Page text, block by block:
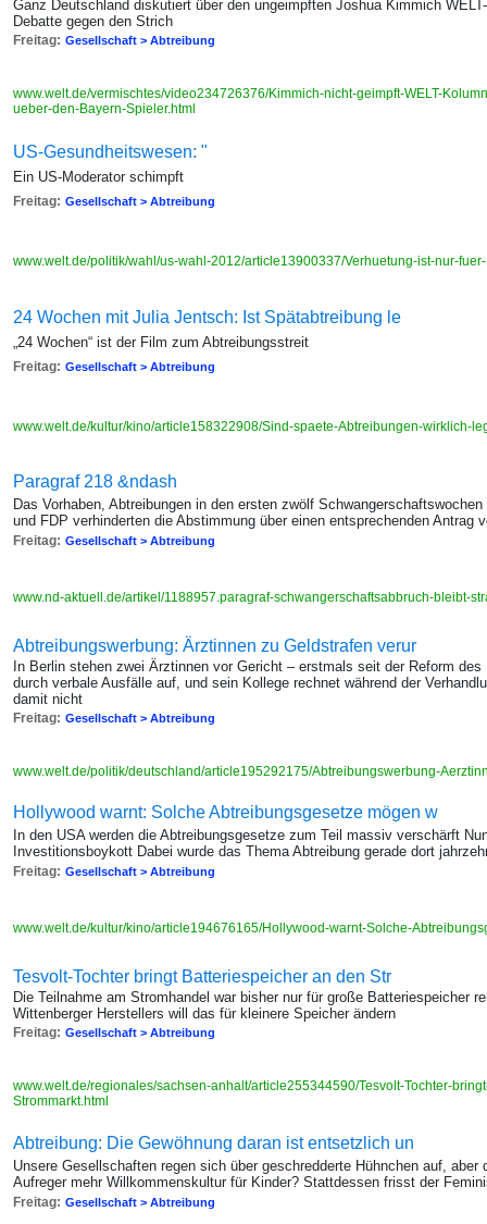
Ganz Deutschland diskutiert über den ungeimpften Joshua Kimmich
Debatte gegen den Strich
Freitag: Gesellschaft > Abtreibung
www.welt.de/vermischtes/video234726376/Kimmich-nicht-geimpft-WELT-
ueber-den-Bayern-Spieler.html
US-Gesundheitswesen: "
Ein US-Moderator schimpft
Freitag: Gesellschaft > Abtreibung
www.welt.de/politik/wahl/us-wahl-2012/article13900337/Verhuetung-ist-nur-
24 Wochen mit Julia Jentsch: Ist Spätabtreibung le
„24 Wochen“ ist der Film zum Abtreibungsstreit
Freitag: Gesellschaft > Abtreibung
www.welt.de/kultur/kino/article158322908/Sind-spaete-Abtreibungen-wirklich-
Paragraf 218 &ndash
Das Vorhaben, Abtreibungen in den ersten zwölf
und FDP verhinderten die Abstimmung über einen entsprechenden Antrag
Freitag: Gesellschaft > Abtreibung
www.nd-aktuell.de/artikel/1188957.paragraf-schwangerschaftsabbruch-bleibt-
Abtreibungswerbung: Ärztinnen zu Geldstrafen verur
In Berlin stehen zwei Ärztinnen vor Gericht – erstmals seit der Reform
durch verbale Ausfälle auf, und sein Kollege rechnet während der
damit nicht
Freitag: Gesellschaft > Abtreibung
www.welt.de/politik/deutschland/article195292175/Abtreibungswerbung-
Hollywood warnt: Solche Abtreibungsgesetze mögen w
In den USA werden die Abtreibungsgesetze zum Teil massiv verschärft
Investitionsboykott Dabei wurde das Thema Abtreibung gerade dort
Freitag: Gesellschaft > Abtreibung
www.welt.de/kultur/kino/article194676165/Hollywood-warnt-Solche-
Tesvolt-Tochter bringt Batteriespeicher an den Str
Die Teilnahme am Stromhandel war bisher nur für große Batteriespeicher
Wittenberger Herstellers will das für kleinere Speicher ändern
Freitag: Gesellschaft > Abtreibung
www.welt.de/regionales/sachsen-anhalt/article255344590/Tesvolt-Tochter-
Strommarkt.html
Abtreibung: Die Gewöhnung daran ist entsetzlich un
Unsere Gesellschaften regen sich über geschredderte Hühnchen auf,
Aufreger mehr Willkommenskultur für Kinder? Stattdessen frisst der
Freitag: Gesellschaft > Abtreibung